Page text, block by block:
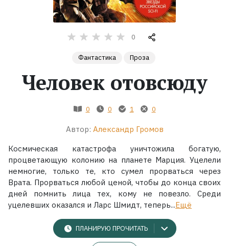
Экранизации
0
Фантастика Проза
Человек отовсюду
0 0 1 0
Автор: Александр Громов
Космическая катастрофа уничтожила богатую,
процветающую колонию на планете Марция. Уцелели
немногие, только те, кто сумел прорваться через
Врата. Прорваться любой ценой, чтобы до конца своих
дней помнить лица тех, кому не повезло. Среди
уцелевших оказался и Ларс Шмидт, теперь...Ещё
ПЛАНИРУЮ ПРОЧИТАТЬ